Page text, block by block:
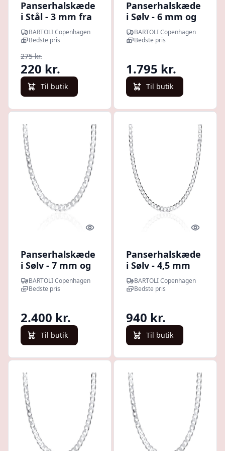
Panserhalskæde
i Stål - 3 mm fra
40 cm
BARTOLI Copenhagen
Bedste pris
275 kr.
220 kr.
Til butik
Panserhalskæde
i Sølv - 6 mm og
45 cm
BARTOLI Copenhagen
Bedste pris
1.795 kr.
Til butik
Quick look
Panserhalskæde
i Sølv - 7 mm og
55 cm
BARTOLI Copenhagen
Bedste pris
2.400 kr.
Til butik
Quick
Panserhalskæde
i Sølv - 4,5 mm
fra 45 cm
BARTOLI Copenhagen
Bedste pris
940 kr.
Til butik